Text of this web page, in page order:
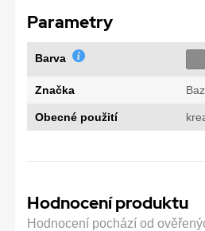
Parametry
Barva
Značka
Obecné použití
Hodnocení produktu
Hodnocení pochází od